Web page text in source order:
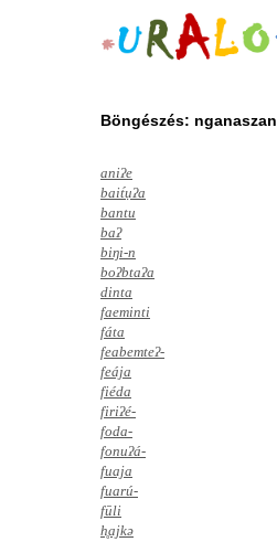
Böngészés: nganaszan
aniʔe
bait́ụʔa
bantu
baʔ
biŋi-n
boʔbtaʔa
dinta
faeminti
fáta
feabemteʔ-
feája
fiéda
firiʔé-
foda-
fonuʔá-
fuaja
fuarú-
fūli
h̥ajkə